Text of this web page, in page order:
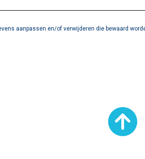
aanpassen en/of verwijderen die bewaard